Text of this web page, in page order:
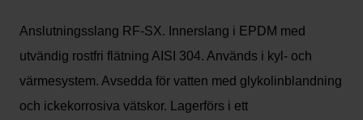
Anslutningsslang RF-SX. Innerslang i EPDM med
utvändig rostfri flätning AISI 304. Används i kyl- och
värmesystem. Avsedda för vatten med glykolinblandning
och ickekorrosiva vätskor. Lagerförs i ett